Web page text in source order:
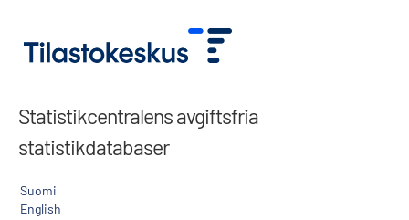
Statistikcentralens avgiftsfria
statistikdatabaser
Suomi
English